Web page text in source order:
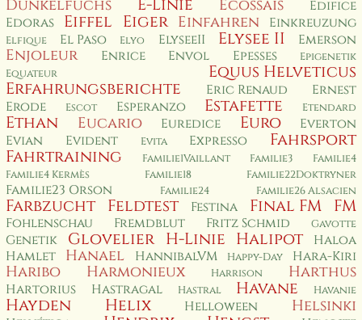
Dunkelfuchs
E-Linie Ecossais
Edifice
Edoras
Eiffel Eiger Einfahren Einkreuzung
Elfique El Paso Elyo ElyseeII Elysee II Emerson
Enjoleur Enrice Envol Epesses
Epigenetik
Equateur
Equus Helveticus
Erfahrungsberichte
Eric Renaud
Ernest
Erode
Escot Esperanzo Estafette Etendard
Ethan Eucario Euredice Euro
Everton
Evian
Evident Evita Expresso
Fahrsport
Fahrtraining
Familie1Vaillant Familie3
Familie4
Familie4 Kermès
Familie18 Familie22Doktryner
Familie23 Orson Familie24 Familie26 Alsacien
Farbzucht Feldtest Festina Final FM FM
Fohlenschau Fremdblut Fritz Schmid Gavotte
Genetik Glovelier H-Linie Halipot
Haloa
Hamlet
Hanael HannibalVM Happy-Day Hara-Kiri
Haribo Harmonieux Harrison Harthus
Hartorius Hastragal Hastral Havane Havanie
Hayden Helix Helloween Helsinki